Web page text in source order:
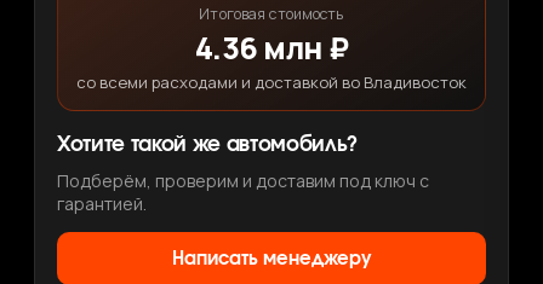
Итоговая стоимость
4.36 млн ₽
со всеми расходами и доставкой во Владивосток
Хотите такой же автомобиль?
Подберём, проверим и доставим под ключ с
гарантией.
Написать менеджеру